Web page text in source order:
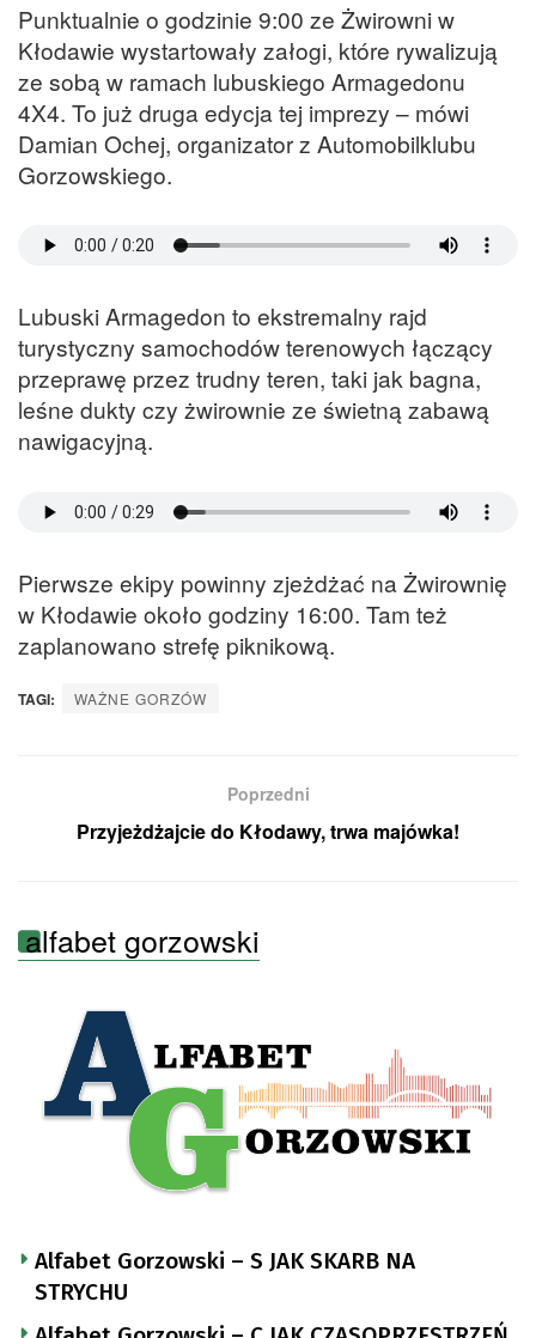
Punktualnie o godzinie 9:00 ze Żwirowni w
Kłodawie wystartowały załogi, które rywalizują
ze sobą w ramach lubuskiego Armagedonu
4X4. To już druga edycja tej imprezy – mówi
Damian Ochej, organizator z Automobilklubu
Gorzowskiego.
Lubuski Armagedon to ekstremalny rajd
turystyczny samochodów terenowych łączący
przeprawę przez trudny teren, taki jak bagna,
leśne dukty czy żwirownie ze świetną zabawą
nawigacyjną.
Pierwsze ekipy powinny zjeżdżać na Żwirownię
w Kłodawie około godziny 16:00. Tam też
zaplanowano strefę piknikową.
TAGI: WAŻNE GORZÓW
Poprzedni
Przyjeżdżajcie do Kłodawy, trwa majówka!
alfabet gorzowski
Alfabet Gorzowski – S JAK SKARB NA
STRYCHU